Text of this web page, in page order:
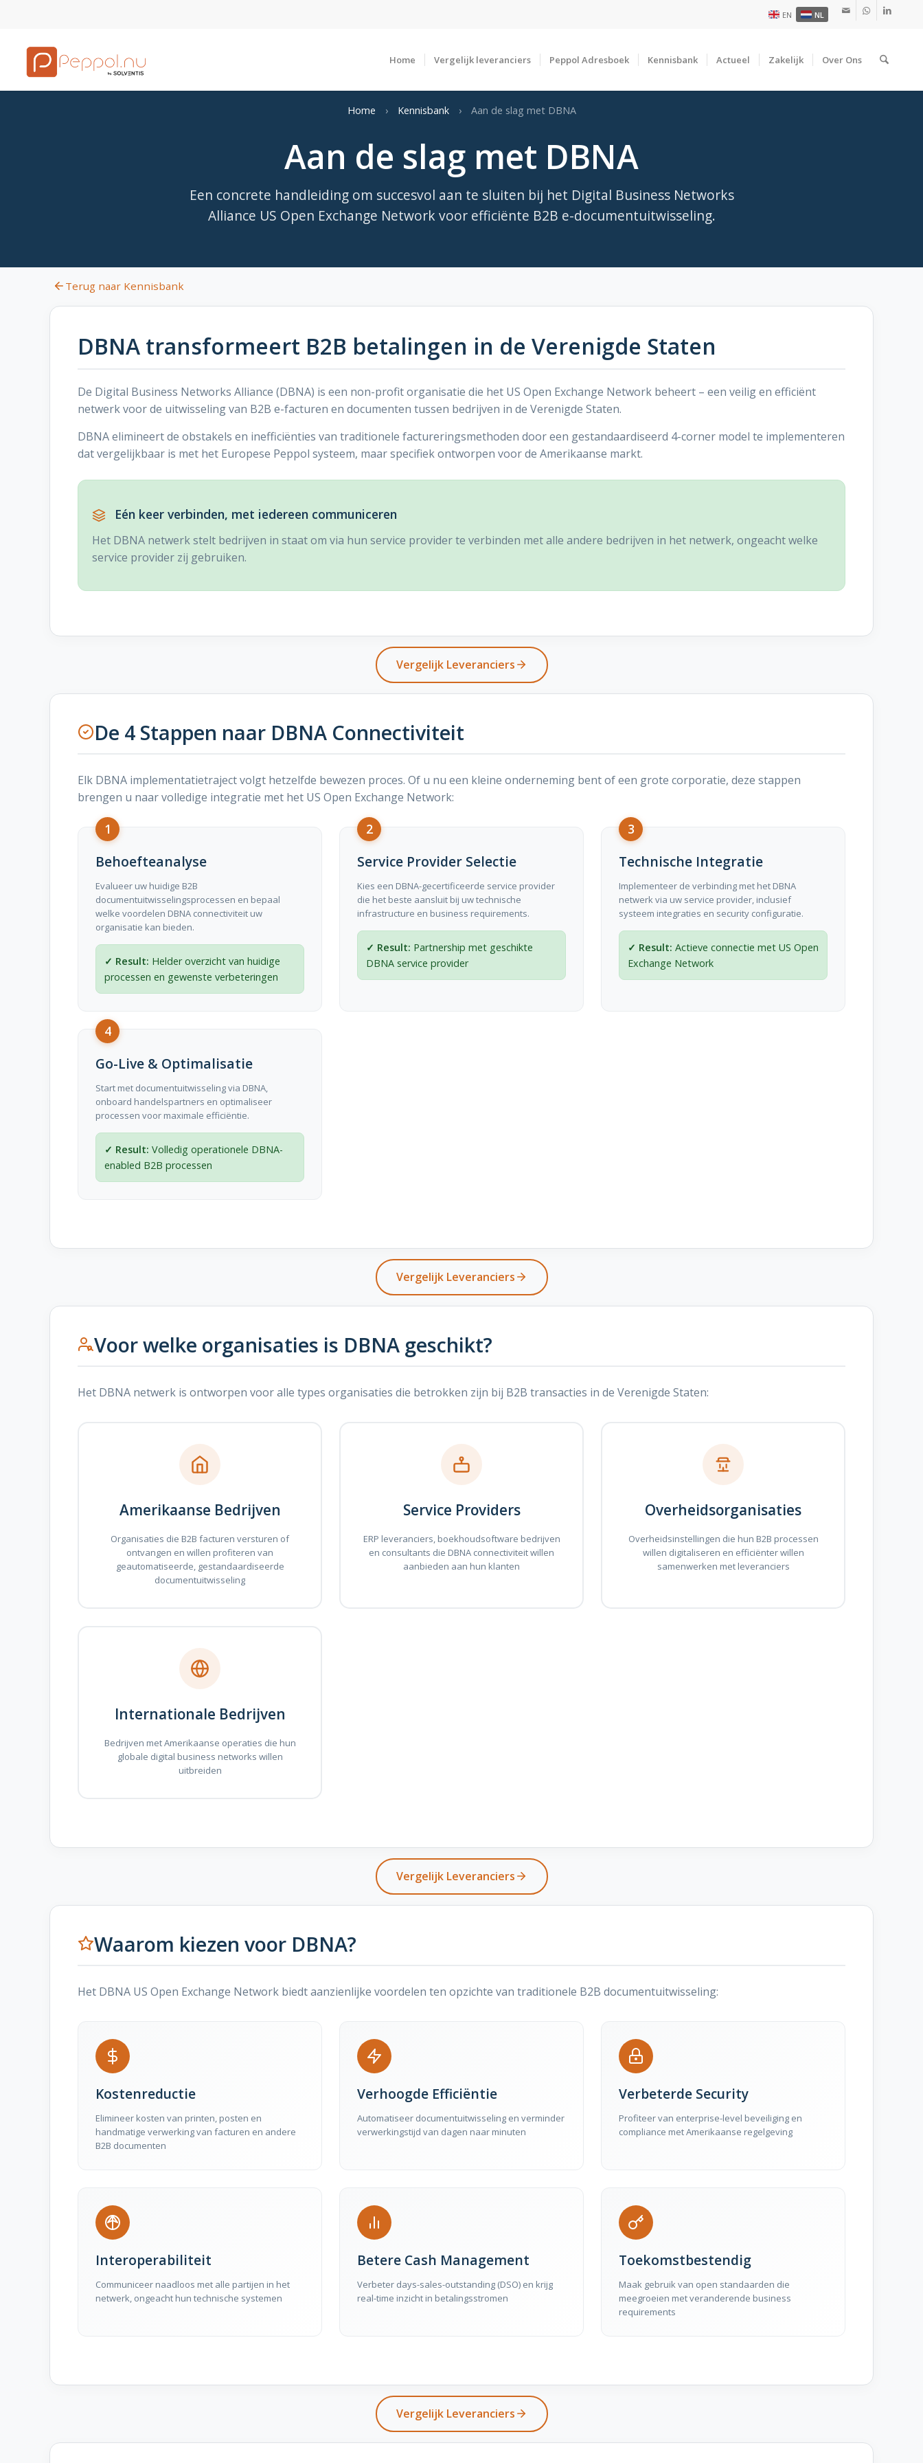
EN NL
Home Vergelijk leveranciers Peppol Adresboek Kennisbank Actueel Zakelijk Over Ons
Home › Kennisbank › Aan de slag met DBNA
Aan de slag met DBNA
Een concrete handleiding om succesvol aan te sluiten bij het Digital Business Networks
Alliance US Open Exchange Network voor efficiënte B2B e-documentuitwisseling.
Terug naar Kennisbank
DBNA transformeert B2B betalingen in de Verenigde Staten
De Digital Business Networks Alliance (DBNA) is een non-profit organisatie die het US Open Exchange Network beheert – een veilig en efficiënt
netwerk voor de uitwisseling van B2B e-facturen en documenten tussen bedrijven in de Verenigde Staten.
DBNA elimineert de obstakels en inefficiënties van traditionele factureringsmethoden door een gestandaardiseerd 4-corner model te implementeren
dat vergelijkbaar is met het Europese Peppol systeem, maar specifiek ontworpen voor de Amerikaanse markt.
Eén keer verbinden, met iedereen communiceren
Het DBNA netwerk stelt bedrijven in staat om via hun service provider te verbinden met alle andere bedrijven in het netwerk, ongeacht welke
service provider zij gebruiken.
Vergelijk Leveranciers
De 4 Stappen naar DBNA Connectiviteit
Elk DBNA implementatietraject volgt hetzelfde bewezen proces. Of u nu een kleine onderneming bent of een grote corporatie, deze stappen
brengen u naar volledige integratie met het US Open Exchange Network:
1
Behoefteanalyse
Evalueer uw huidige B2B
documentuitwisselingsprocessen en bepaal
welke voordelen DBNA connectiviteit uw
organisatie kan bieden.
Helder overzicht van huidige
processen en gewenste verbeteringen
2
Service Provider Selectie
Kies een DBNA-gecertificeerde service provider
die het beste aansluit bij uw technische
infrastructure en business requirements.
Partnership met geschikte
DBNA service provider
3
Technische Integratie
Implementeer de verbinding met het DBNA
netwerk via uw service provider, inclusief
systeem integraties en security configuratie.
Actieve connectie met US Open
Exchange Network
4
Go-Live & Optimalisatie
Start met documentuitwisseling via DBNA,
onboard handelspartners en optimaliseer
processen voor maximale efficiëntie.
Volledig operationele DBNA-
enabled B2B processen
Vergelijk Leveranciers
Voor welke organisaties is DBNA geschikt?
Het DBNA netwerk is ontworpen voor alle types organisaties die betrokken zijn bij B2B transacties in de Verenigde Staten:
Amerikaanse Bedrijven
Organisaties die B2B facturen versturen of
ontvangen en willen profiteren van
geautomatiseerde, gestandaardiseerde
documentuitwisseling
Service Providers
ERP leveranciers, boekhoudsoftware bedrijven
en consultants die DBNA connectiviteit willen
aanbieden aan hun klanten
Overheidsorganisaties
Overheidsinstellingen die hun B2B processen
willen digitaliseren en efficiënter willen
samenwerken met leveranciers
Internationale Bedrijven
Bedrijven met Amerikaanse operaties die hun
globale digital business networks willen
uitbreiden
Vergelijk Leveranciers
Waarom kiezen voor DBNA?
Het DBNA US Open Exchange Network biedt aanzienlijke voordelen ten opzichte van traditionele B2B documentuitwisseling:
Kostenreductie
Elimineer kosten van printen, posten en
handmatige verwerking van facturen en andere
B2B documenten
Verhoogde Efficiëntie
Automatiseer documentuitwisseling en verminder
verwerkingstijd van dagen naar minuten
Verbeterde Security
Profiteer van enterprise-level beveiliging en
compliance met Amerikaanse regelgeving
Interoperabiliteit
Communiceer naadloos met alle partijen in het
netwerk, ongeacht hun technische systemen
Betere Cash Management
Verbeter days-sales-outstanding (DSO) en krijg
real-time inzicht in betalingsstromen
Toekomstbestendig
Maak gebruik van open standaarden die
meegroeien met veranderende business
requirements
Vergelijk Leveranciers